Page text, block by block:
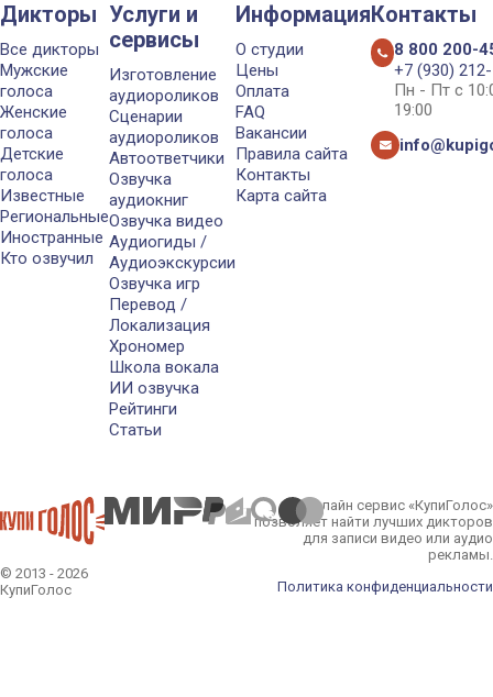
Дикторы
Все дикторы
Мужские
голоса
Женские
голоса
Детские
голоса
Известные
Региональные
Иностранные
Кто озвучил
Услуги и
сервисы
Изготовление
аудиороликов
Сценарии
аудиороликов
Автоответчики
Озвучка
аудиокниг
Озвучка видео
Аудиогиды /
Аудиоэкскурсии
Озвучка игр
Перевод /
Локализация
Хрономер
Школа вокала
ИИ озвучка
Рейтинги
Статьи
Информация
О студии
Цены
Оплата
FAQ
Вакансии
Правила сайта
Контакты
Карта сайта
Контакты
8 800 200-
+7 (930)
Пн - Пт с
19:00
© 2013 - 2026
КупиГолос
Онлайн сервис «КупиГолос»
позволяет найти лучших дикторов
для записи видео или аудио
рекламы.
Политика конфиденциальности